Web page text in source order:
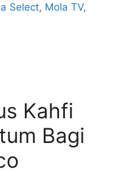
Select, Mola TV,
Kahfi
Bagi